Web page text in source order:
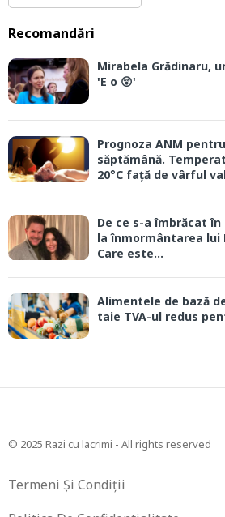
Recomandări
Mirabela Grădinaru,
'E o 😲'
Prognoza ANM
săptămână.
20°C față de vârful
De ce s-a îmbrăcat
la înmormântarea lui
Care este...
Alimentele de bază
taie TVA-ul redus
© 2025 Razi cu lacrimi - All rights reserved
Termeni Și Condiții